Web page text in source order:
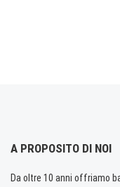
A PROPOSITO DI NOI
Da oltre 10 anni offriamo